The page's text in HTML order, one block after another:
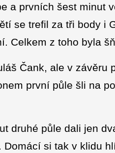
a prvních šest minut
se trefil za tři body i
Celkem z toho byla
Čank, ale v závěru
první půle šli na
druhé půle dali jen
Domácí si tak v klidu